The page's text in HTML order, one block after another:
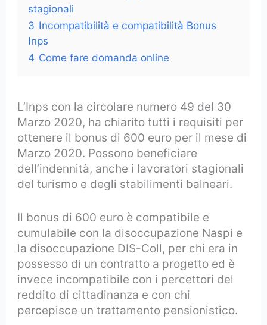
stagionali
3 Incompatibilità e compatibilità Bonus
Inps
4 Come fare domanda online
L’Inps con la circolare numero 49 del 30
Marzo 2020, ha chiarito tutti i requisiti per
ottenere il bonus di 600 euro per il mese di
Marzo 2020. Possono beneficiare
dell’indennità, anche i lavoratori stagionali
del turismo e degli stabilimenti balneari.
Il bonus di 600 euro è compatibile e
cumulabile con la disoccupazione Naspi e
la disoccupazione DIS-Coll, per chi era in
possesso di un contratto a progetto ed è
invece incompatibile con i percettori del
reddito di cittadinanza e con chi
percepisce un trattamento pensionistico.